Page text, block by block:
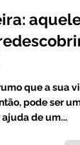
leitura
aquele
que a sua